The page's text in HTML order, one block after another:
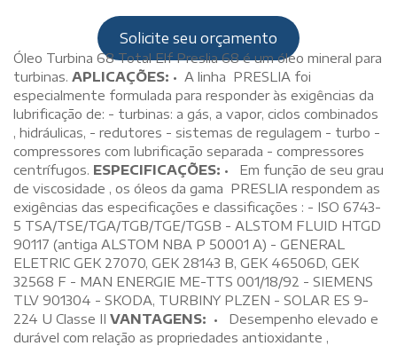
Solicite seu orçamento
Óleo Turbina 68 Total Elf Preslia 68 é um óleo mineral para
turbinas. APLICAÇÕES: • A linha PRESLIA foi
especialmente formulada para responder às exigências da
lubrificação de: - turbinas: a gás, a vapor, ciclos combinados
, hidráulicas, - redutores - sistemas de regulagem - turbo -
compressores com lubrificação separada - compressores
centrífugos. ESPECIFICAÇÕES: • Em função de seu grau
de viscosidade , os óleos da gama PRESLIA respondem as
exigências das especificações e classificações : - ISO 6743-
5 TSA/TSE/TGA/TGB/TGE/TGSB - ALSTOM FLUID HTGD
90117 (antiga ALSTOM NBA P 50001 A) - GENERAL
ELETRIC GEK 27070, GEK 28143 B, GEK 46506D, GEK
32568 F - MAN ENERGIE ME-TTS 001/18/92 - SIEMENS
TLV 901304 - SKODA, TURBINY PLZEN - SOLAR ES 9-
224 U Classe II VANTAGENS: • Desempenho elevado e
durável com relação as propriedades antioxidante ,